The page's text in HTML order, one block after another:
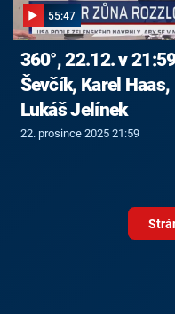
55:47
360°, 22.12. v
Ševčík, Karel
Lukáš Jelínek
22. prosince 2025 21:59